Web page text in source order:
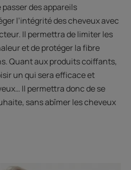
passer des appareils
l’intégrité des cheveux avec
Il permettra de limiter les
et de protéger la fibre
Quant aux produits coiffants,
un qui sera efficace et
Il permettra donc de se
sans abîmer les cheveux